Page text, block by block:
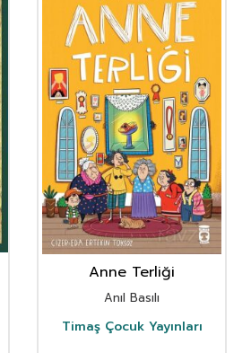
Anne Terliği
Anıl Basılı
Timaş Çocuk Yayınları